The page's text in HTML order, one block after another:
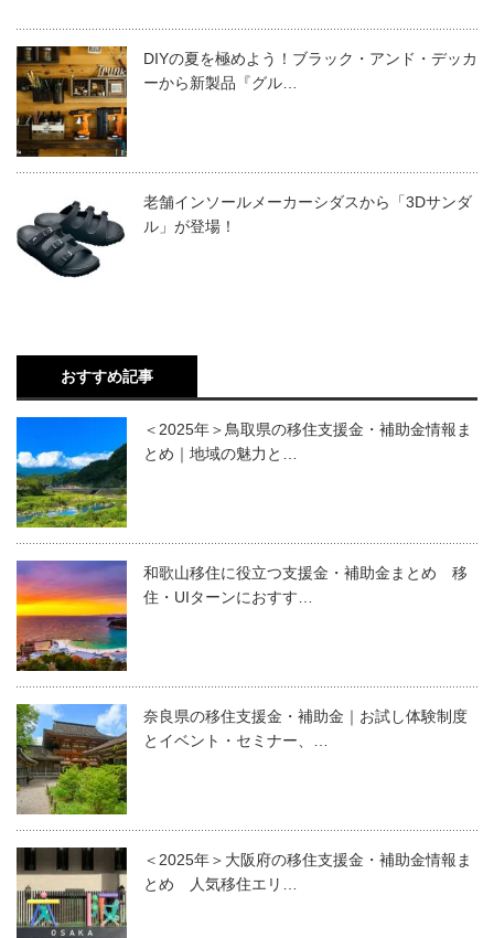
DIYの夏を極めよう！ブラック・アンド・デッカ
ーから新製品『グル…
老舗インソールメーカーシダスから「3Dサンダ
ル」が登場！
おすすめ記事
＜2025年＞鳥取県の移住支援金・補助金情報ま
とめ｜地域の魅力と…
和歌山移住に役立つ支援金・補助金まとめ 移
住・UIターンにおすす…
奈良県の移住支援金・補助金｜お試し体験制度
とイベント・セミナー、…
＜2025年＞大阪府の移住支援金・補助金情報ま
とめ 人気移住エリ…